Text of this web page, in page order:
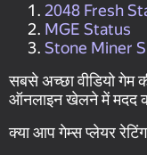
2048 Fresh
MGE Status
Stone Miner
सबसे अच्छा वीडियो गेम
ऑनलाइन खेलने में मदद
क्या आप गेम्स प्लेयर